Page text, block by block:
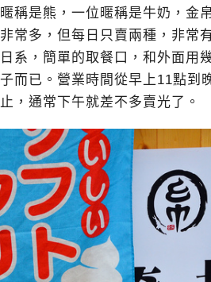
暱稱是熊，一位暱稱是牛奶，金
非常多，但每日只賣兩種，非常
日系，簡單的取餐口，和外面用
子而已。營業時間從早上11點到
止，通常下午就差不多賣光了。